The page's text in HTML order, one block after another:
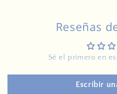
Reseñas
Sé el primero en
Escribir